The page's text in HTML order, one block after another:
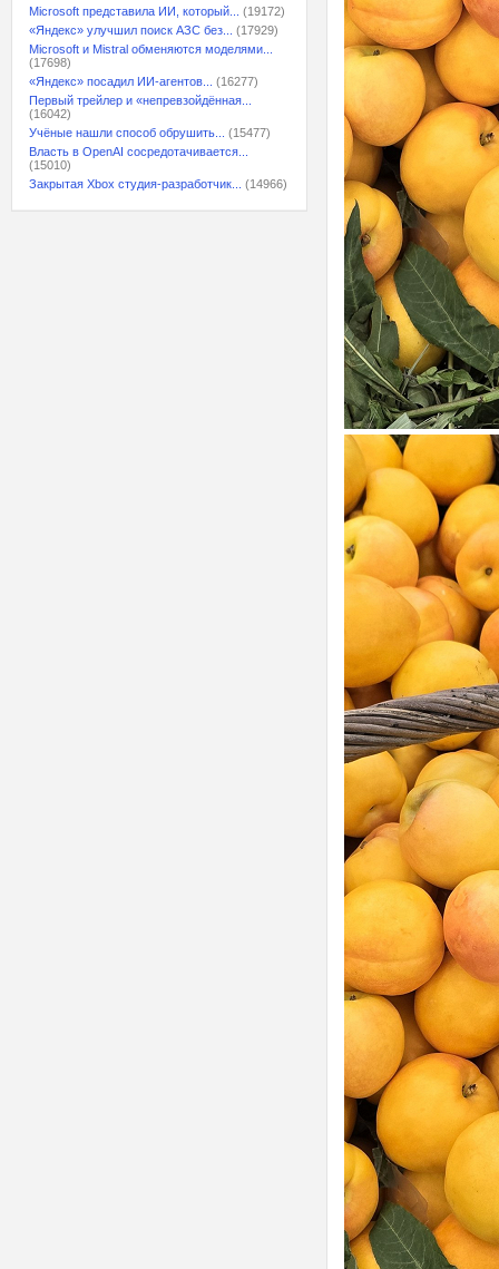
Microsoft представила ИИ, который...
(19172)
«Яндекс» улучшил поиск АЗС без...
(17929)
Microsoft и Mistral обменяются моделями...
(17698)
«Яндекс» посадил ИИ-агентов...
(16277)
Первый трейлер и «непревзойдённая...
(16042)
Учёные нашли способ обрушить...
(15477)
Власть в OpenAI сосредотачивается...
(15010)
Закрытая Xbox студия-разработчик...
(14966)